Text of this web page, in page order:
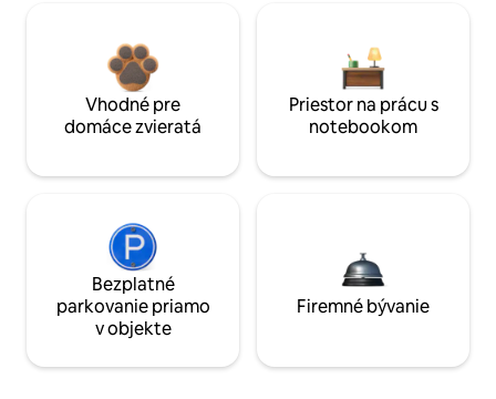
Vhodné pre
domáce zvieratá
Priestor na prácu s
notebookom
Bezplatné
parkovanie priamo
v objekte
Firemné bývanie